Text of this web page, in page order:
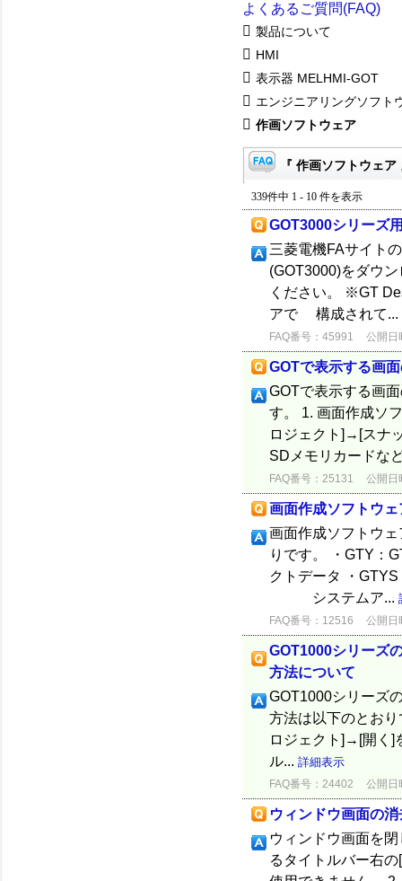
よくあるご質問(FAQ)
製品について
HMI
表示器 MELHMI-GOT
エンジニアリングソフト
作画ソフトウェア
『 作画ソフトウェ
339件中 1 - 10 件を表示
GOT3000シリーズ
三菱電機FAサイト
(GOT3000)をダウ
ください。 ※GT
アで 構成されて...
FAQ番号：45991 公開日
GOTで表示する画
GOTで表示する画
す。 1. 画面作成ソ
ロジェクト]→[スナ
SDメモリカードな
FAQ番号：25131 公開日
画面作成ソフトウ
画面作成ソフトウ
りです。 ・GTY：
クトデータ ・
システムア...
FAQ番号：12516 公開日
GOT1000シリーズ
方法について
GOT1000シリーズ
方法は以下のとお
ロジェクト]→[開く]
ル... 詳細表示
FAQ番号：24402 公開日
ウィンドウ画面の
ウィンドウ画面を
るタイトルバー右